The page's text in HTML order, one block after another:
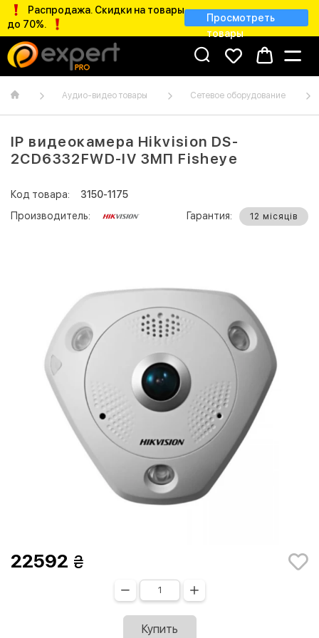
Распродажа. Скидки на товары
до 70%.
Просмотреть
товары
Аудио-видео товары Сетевое оборудование
IP видеокамера Hikvision DS-
2CD6332FWD-IV 3МП Fisheye
Код товара:
3150-1175
Производитель:
Гарантия: 12 місяців
22592
Купить